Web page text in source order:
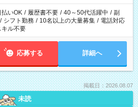
払いOK / 履歴書不要 / 40～50代活躍中 / 副
/ シフト勤務 / 10名以上の大量募集 / 電話対応
キル不要
応募する 詳細へ
掲載日：2026.08.07
未読